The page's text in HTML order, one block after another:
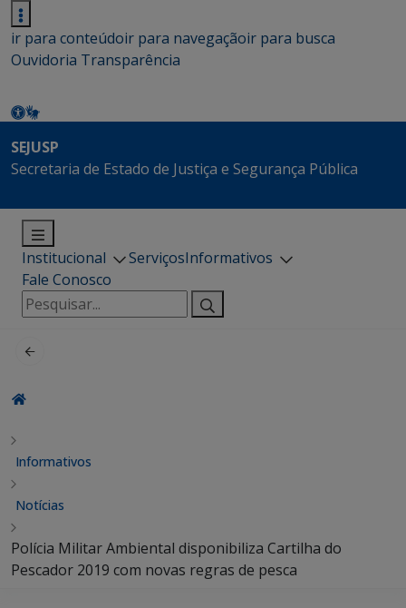
ir para conteúdoir para navegaçãoir para busca
Ouvidoria Transparência
SEJUSP
Secretaria de Estado de Justiça e Segurança Pública
Institucional ServiçosInformativos
Fale Conosco
Pesquisar
por:
Informativos
Notícias
Polícia Militar Ambiental disponibiliza Cartilha do
Pescador 2019 com novas regras de pesca